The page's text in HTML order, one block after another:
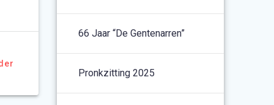
66 Jaar “De Gentenarren”
Pronkzitting 2025